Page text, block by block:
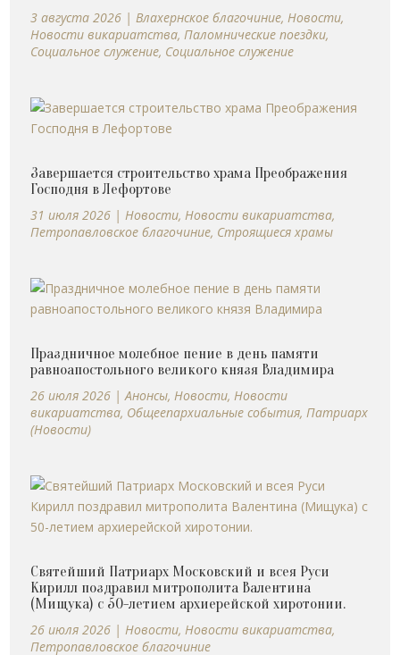
3 августа 2026 | Влахернское благочиние, Новости,
Новости викариатства, Паломнические поездки,
Социальное служение, Социальное служение
Завершается строительство храма Преображения
Господня в Лефортове
31 июля 2026 | Новости, Новости викариатства,
Петропавловское благочиние, Строящиеся храмы
Праздничное молебное пение в день памяти
равноапостольного великого князя Владимира
26 июля 2026 |Анонсы, Новости, Новости
викариатства, Общеепархиальные события, Патриарх
(Новости)
Святейший Патриарх Московский и всея Руси
Кирилл поздравил митрополита Валентина
(Мищука) с 50-летием архиерейской хиротонии.
26 июля 2026 | Новости, Новости викариатства,
Петропавловское благочиние